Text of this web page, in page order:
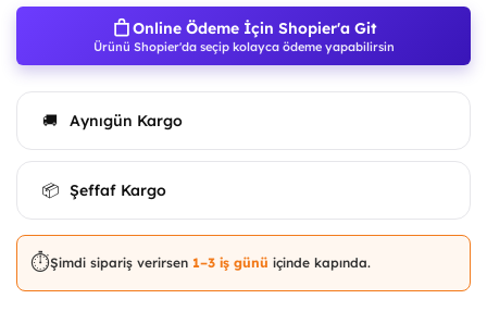
Online Ödeme İçin Shopier'a Git
Ürünü Shopier'da seçip kolayca ödeme yapabilirsin
🚚 Aynıgün Kargo
📦 Şeffaf Kargo
⏱️Şimdi sipariş verirsen 1–3 iş günü içinde kapında.